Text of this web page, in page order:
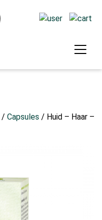
/ Capsules / Huid – Haar –